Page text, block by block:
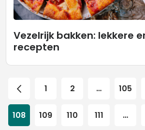
Vezelrijk bakken: lekkere
recepten
1 2 … 105
108 109 110 111 …